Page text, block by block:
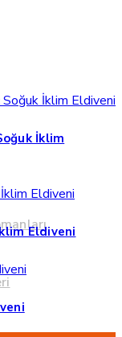
İklim
Eldiveni